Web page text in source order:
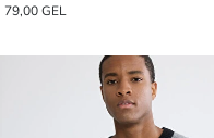
79,00 GEL